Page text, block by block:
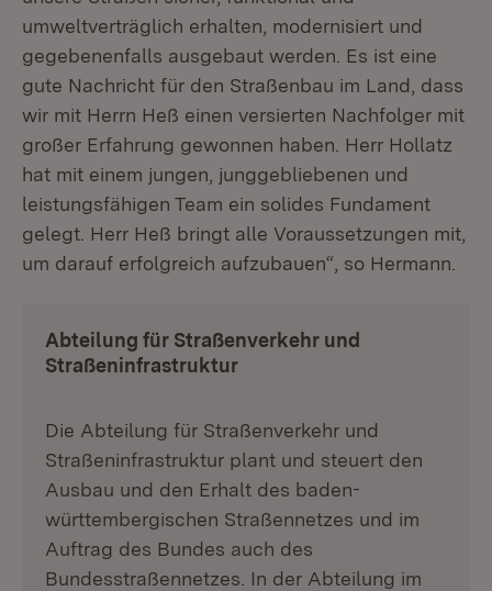
umweltverträglich erhalten, modernisiert und
gegebenenfalls ausgebaut werden. Es ist eine
gute Nachricht für den Straßenbau im Land, dass
wir mit Herrn Heß einen versierten Nachfolger mit
großer Erfahrung gewonnen haben. Herr Hollatz
hat mit einem jungen, junggebliebenen und
leistungsfähigen Team ein solides Fundament
gelegt. Herr Heß bringt alle Voraussetzungen mit,
um darauf erfolgreich aufzubauen“, so Hermann.
Abteilung für Straßenverkehr und
Straßeninfrastruktur
Die Abteilung für Straßenverkehr und
Straßeninfrastruktur plant und steuert den
Ausbau und den Erhalt des baden-
württembergischen Straßennetzes und im
Auftrag des Bundes auch des
Bundesstraßennetzes. In der Abteilung im